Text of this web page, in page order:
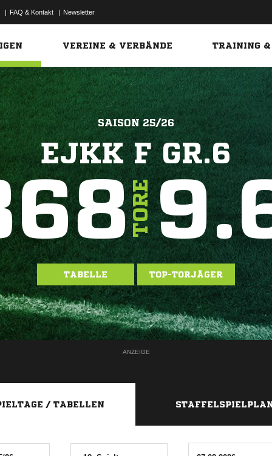
| FAQ & Kontakt | Newsletter
VEREINE & VERBÄNDE TRAINING &
SAISON 25/26
EJKK F GR.6
TORE
TABELLE TOP-TORJÄGER
ANZEIGE
/ TABELLEN